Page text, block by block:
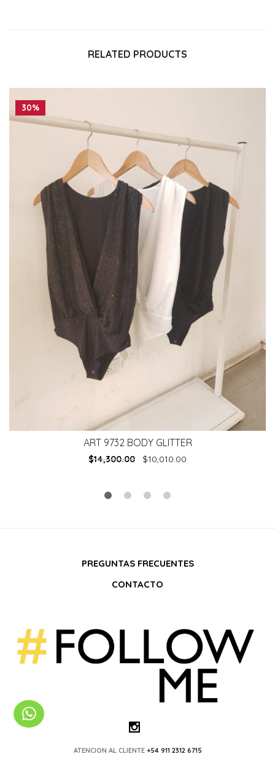
RELATED PRODUCTS
30%
ART 9732 BODY GLITTER
$14,300.00 $10,010.00
PREGUNTAS FRECUENTES
CONTACTO
ATENCION AL CLIENTE +54 911 2312 6715